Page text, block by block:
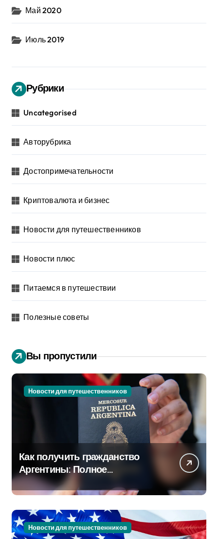
Май 2020
Июль 2019
Рубрики
Uncategorised
Авторубрика
Достопримечательности
Криптовалюта и бизнес
Новости для путешественников
Новости плюс
Питаемся в путешествии
Полезные советы
Вы пропустили
Новости для путешественников
Как получить гражданство
Аргентины: Полное
руководство
Новости для путешественников